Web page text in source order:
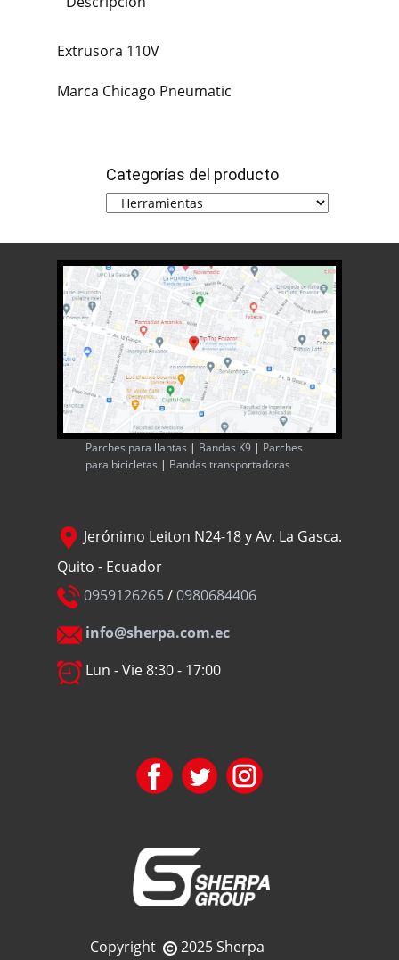
Extrusora 110V
Marca Chicago Pneumatic
Categorías del producto
Parches para llantas | Bandas K9 | Parches
para bicicletas | Bandas transportadoras
Jerónimo Leiton N24-18 y Av. La Gasca.
Quito - Ecuador
0959126265/0980684406
info@sherpa.com.ec
Lun - Vie 8:30 - 17:00
Copyright
2025 Sherpa